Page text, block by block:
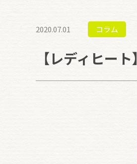
2020.07.01 コラム
【レディヒー